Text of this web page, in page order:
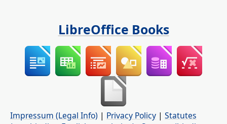
LibreOffice Books
Impressum (Legal Info) | Privacy Policy | Statutes